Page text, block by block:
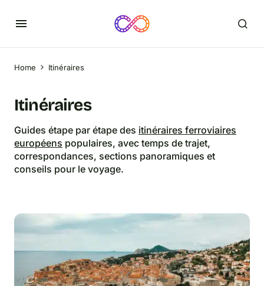
Home Itinéraires
Itinéraires
Guides étape par étape des itinéraires ferroviaires
européens populaires, avec temps de trajet,
correspondances, sections panoramiques et
conseils pour le voyage.